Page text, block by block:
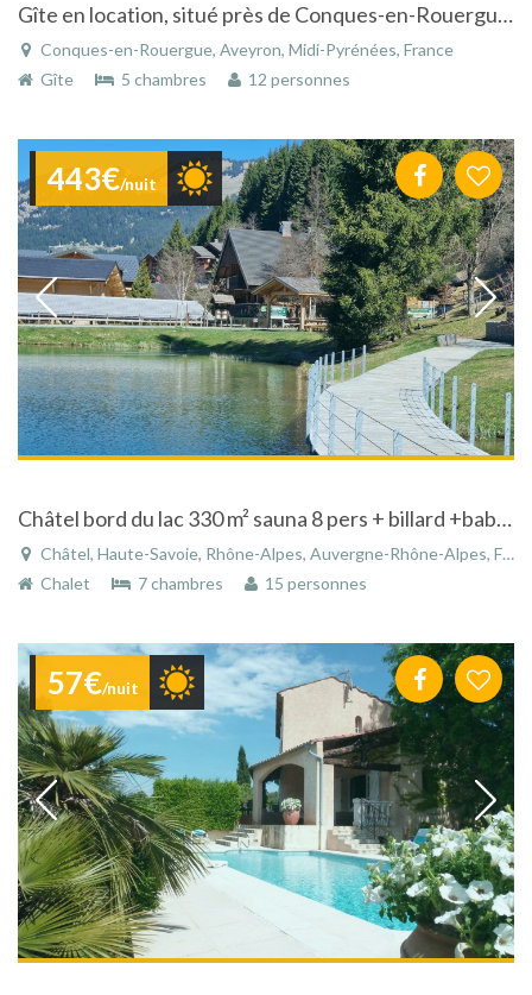
Gîte en location, situé près de Conques-en-Rouergue, en Aveyron
Conques-en-Rouergue, Aveyron, Midi-Pyrénées, France
Gîte
5 chambres 12 personnes
443€/nuit
Châtel bord du lac 330 m² sauna 8 pers + billard +babyfoot
Châtel, Haute-Savoie, Rhône-Alpes, Auvergne-Rhône-Alpes, France
Chalet
7 chambres 15 personnes
57€/nuit